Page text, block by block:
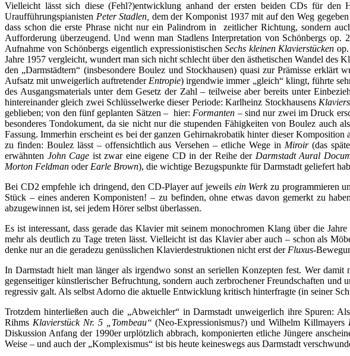
Vielleicht lässt sich diese (Fehl?)entwicklung anhand der ersten beiden CDs für
Uraufführungspianisten Peter Stadlen, dem der Komponist 1937 mit auf den Weg
dass schon die erste Phrase nicht nur ein Palindrom in zeitlicher Richtung, sondern
Aufforderung überzeugend. Und wenn man Stadlens Interpretation von Schönbergs
Aufnahme von Schönbergs eigentlich expressionistischenSechs kleinen Klavierstücken
Jahre 1957 vergleicht, wundert man sich nicht schlecht über den ästhetischen Wandel des
den „Darmstädtern“ (insbesondere Boulez und Stockhausen) quasi zur Prämisse
Aufsatz mit unweigerlich auftretender Entropie) irgendwie immer „gleich“ klingt, führte
des Ausgangsmaterials unter dem Gesetz der Zahl – teilweise aber bereits unter
hintereinander gleich zwei Schlüsselwerke dieser Periode: Karlheinz Stockhausens
geblieben; von den fünf geplanten Sätzen – hier: Formanten – sind nur zwei im Druck
besonderes Tondokument, da sie nicht nur die stupenden Fähigkeiten von Boulez auch
Fassung. Immerhin erscheint es bei der ganzen Gehirnakrobatik hinter dieser
zu finden: Boulez lässt – offensichtlich aus Versehen – etliche Wege in Miroir (das
erwähnten John Cage ist zwar eine eigene CD in der Reihe der Darmstadt Aural
Morton Feldman oder Earle Brown), die wichtige Bezugspunkte für Darmstadt geliefert
Bei CD2 empfehle ich dringend, den CD-Player auf jeweils ein Werkzu programmieren
Stück – eines anderen Komponisten! – zu befinden, ohne etwas davon gemerkt zu
abzugewinnen ist, sei jedem Hörer selbst überlassen.
Es ist interessant, dass gerade das Klavier mit seinem monochromen Klang über die
mehr als deutlich zu Tage treten lässt. Vielleicht ist das Klavier aber auch – schon als
denke nur an die geradezu genüsslichen Klavierdestruktionen nicht erst der Fluxus-
In Darmstadt hielt man länger als irgendwo sonst an seriellen Konzepten fest. Wer
gegenseitiger künstlerischer Befruchtung, sondern auch zerbrochener Freundschaften
regressiv galt. Als selbst Adorno die aktuelle Entwicklung kritisch hinterfragte (in seiner
Trotzdem hinterließen auch die „Abweichler“ in Darmstadt unweigerlich ihre Spuren:
Rihms Klavierstück Nr. 5 „Tombeau“ (Neo-Expressionismus?) und Wilhelm Killmayers
Diskussion Anfang der 1990er urplötzlich abbrach, komponierten etliche Jüngere
Weise – und auch der „Komplexismus“ ist bis heute keineswegs aus Darmstadt